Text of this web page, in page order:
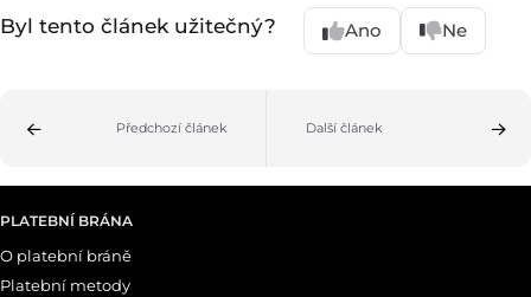
Byl tento článek užitečný? Ano Ne
Předchozí článek Další článek
PLATEBNÍ BRÁNA
O platební bráně
Platební metody